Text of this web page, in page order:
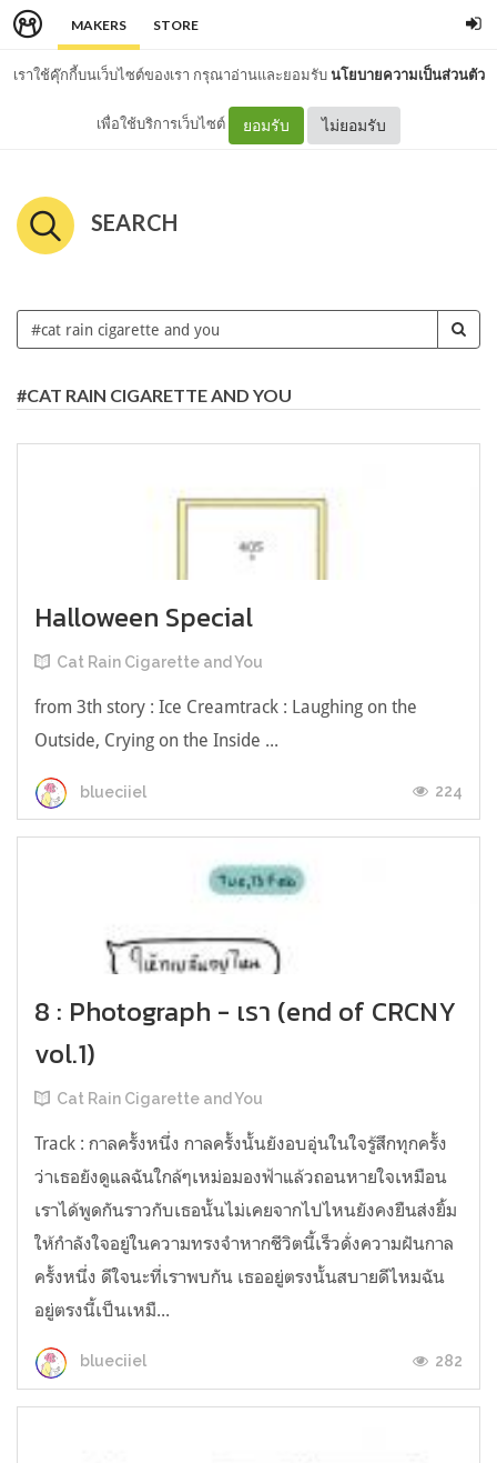
MAKERS STORE
เราใช้คุ๊กกี้บนเว็บไซต์ของเรา กรุณาอ่านและยอมรับนโยบายความเป็นส่วนตัว
เพื่อใช้บริการเว็บไซต์ ยอมรับ ไม่ยอมรับ
SEARCH
#CAT RAIN CIGARETTE AND YOU
Halloween Special
Cat Rain Cigarette and You
from 3th story : Ice Creamtrack : Laughing on the
Outside, Crying on the Inside ...
blueciiel 224
8 : Photograph - เรา (end of CRCNY
vol.1)
Cat Rain Cigarette and You
Track : กาลครั้งหนึ่ง กาลครั้งนั้นยังอบอุ่นในใจรู้สึกทุกครั้ง
ว่าเธอยังดูแลฉันใกล้ๆเหม่อมองฟ้าแล้วถอนหายใจเหมือน
เราได้พูดกันราวกับเธอนั้นไม่เคยจากไปไหนยังคงยืนส่งยิ้ม
ให้กำลังใจอยู่ในความทรงจำหากชีวิตนี้เร็วดั่งความฝันกาล
ครั้งหนึ่ง ดีใจนะที่เราพบกัน เธออยู่ตรงนั้นสบายดีไหมฉัน
อยู่ตรงนี้เป็นเหมื...
blueciiel 282